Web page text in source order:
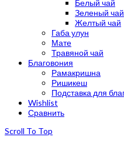
Белый чай
Зеленый чай
Желтый чай
Габа улун
Мате
Травяной чай
Благовония
Рамакришна
Ришикеш
Подставка для
Wishlist
Сравнить
Scroll To Top